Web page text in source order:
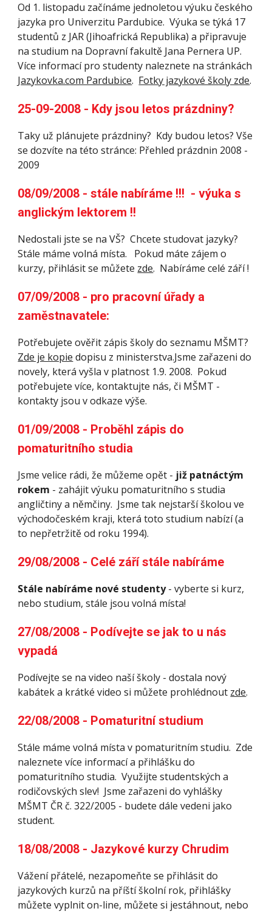
Od 1. listopadu začínáme jednoletou výuku českého
jazyka pro Univerzitu Pardubice.  Výuka se týká 17
studentů z JAR (Jihoafrická Republika) a připravuje
na studium na Dopravní fakultě Jana Pernera UP.
Jazykovka.com Pardubice. Fotky jazykové školy zde.
25-09-2008 - Kdy jsou letos prázdniny?
Taky už plánujete prázdniny?  Kdy budou letos? Vše
se dozvíte na této stránce: Přehled prázdnin 2008 -
2009
08/09/2008 - stále nabíráme !!!  - výuka s
anglickým lektorem !!
Nedostali jste se na VŠ?  Chcete studovat jazyky?
Stále máme volná místa.   Pokud máte zájem o
kurzy, přihlásit se můžete zde.  Nabíráme celé září !
07/09/2008 - pro pracovní úřady a
zaměstnavatele:
Zde je kopie dopisu z ministerstva.Jsme zařazeni do
novely, která vyšla v platnost 1.9. 2008.  Pokud
potřebujete více, kontaktujte nás, či MŠMT -
kontakty jsou v odkaze výše.
01/09/2008 - Proběhl zápis do
pomaturitního studia
Jsme velice rádi, že můžeme opět - již patnáctým
rokem - zahájit výuku pomaturitního s studia
angličtiny a němčiny.  Jsme tak nejstarší školou ve
východočeském kraji, která toto studium nabízí (a
to nepřetržitě od roku 1994).
29/08/2008 - Celé září stále nabíráme
Stále nabíráme nové studenty - vyberte si kurz,
nebo studium, stále jsou volná místa!
27/08/2008 - Podívejte se jak to u nás
vypadá
Podívejte se na video naší školy - dostala nový
kabátek a krátké video si můžete prohlédnout zde.
22/08/2008 - Pomaturitní studium
Stále máme volná místa v pomaturitním studiu.  Zde
naleznete více informací a přihlášku do
pomaturitního studia.  Využijte studentských a
rodičovských slev!  Jsme zařazeni do vyhlášky
MŠMT ČR č. 322/2005 - budete dále vedeni jako
student.
18/08/2008 - Jazykové kurzy Chrudim
Vážení přátelé, nezapomeňte se přihlásit do
jazykových kurzů na příští školní rok, přihlášky
můžete vyplnit on-line, můžete si jestáhnout, nebo